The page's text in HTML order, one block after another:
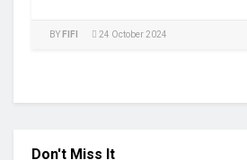
BY FIFI 24 October 2024
Don't Miss It